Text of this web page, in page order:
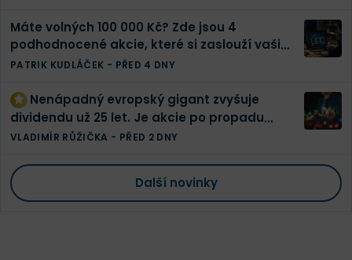
Máte volných 100 000 Kč? Zde jsou 4
podhodnocené akcie, které si zaslouží vaši
pozornost
PATRIK KUDLÁČEK - PŘED 4 DNY
Nenápadný evropský gigant zvyšuje
dividendu už 25 let. Je akcie po propadu
konečně levná?
VLADIMÍR RŮŽIČKA - PŘED 2 DNY
Další novinky